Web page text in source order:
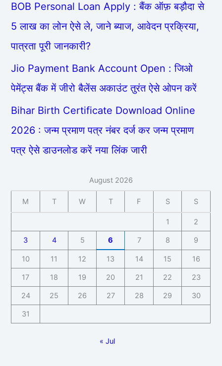
BOB Personal Loan Apply : बैंक ऑफ़ बड़ौदा से
5 लाख का लोन ऐसे ले, जाने ब्याज, आवेदन प्रक्रिया,
पात्रता पूरी जानकारी?
Jio Payment Bank Account Open : जिओ
पेमेंट्स बैंक में जीरो बैलेंस अकाउंट तुरंत ऐसे ओपन करें
Bihar Birth Certificate Download Online
2026 : जन्म प्रमाण पत्र नंबर दर्ज कर जन्म प्रमाण
पत्र ऐसे डाउनलोड करें नया लिंक जारी
August 2026
M T W T F S S
1 2
3 4 5 6 7 8 9
10 11 12 13 14 15 16
17 18 19 20 21 22 23
24 25 26 27 28 29 30
31
« Jul